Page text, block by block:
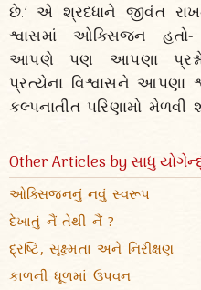
છે.‘ એ શ્રધ્ધાને જીવંત
શ્વાસમાં ઓક્સિજન હતો-
આપણે પણ આપણા
પ્રત્યેના વિશ્વાસને આપણા
કલ્પનાતીત પરિણામો મેળવી
Other Articles by સાધુ
ઓક્સિજનનું નવું સ્વરૂપ
દેખાતું નૈં તેથી નૈં ?
દ્રષ્ટિ, સૂક્ષ્મતા અને નિરીક્ષણ
કાળની ધૂળમાં ઉપવન